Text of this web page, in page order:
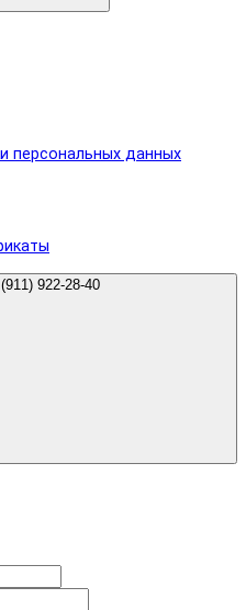
персональных данных
+7 (911) 922-28-40